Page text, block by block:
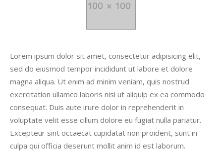
Lorem ipsum dolor sit amet, consectetur adipisicing elit,
sed do eiusmod tempor incididunt ut labore et dolore
magna aliqua. Ut enim ad minim veniam, quis nostrud
exercitation ullamco laboris nisi ut aliquip ex ea commodo
consequat. Duis aute irure dolor in reprehenderit in
voluptate velit esse cillum dolore eu fugiat nulla pariatur.
Excepteur sint occaecat cupidatat non proident, sunt in
culpa qui officia deserunt mollit anim id est laborum.